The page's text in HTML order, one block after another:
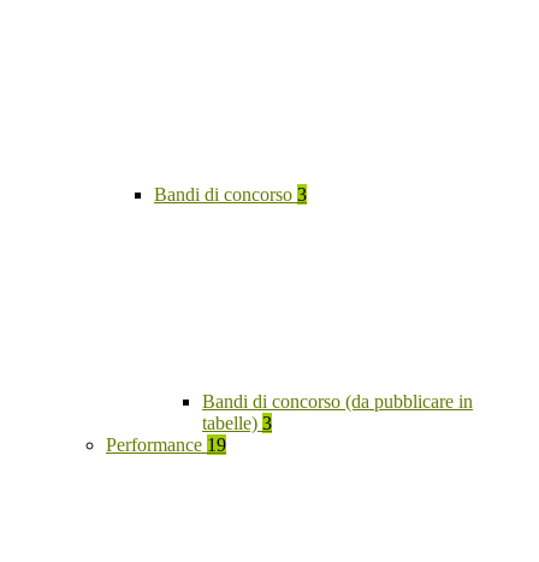
Bandi di concorso 3
Bandi di concorso (da pubblicare in
tabelle) 3
Performance 19